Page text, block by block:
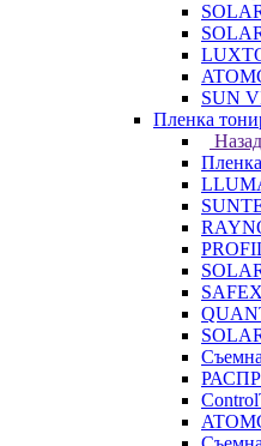
SUN
Пленка
Назад
SAFEX